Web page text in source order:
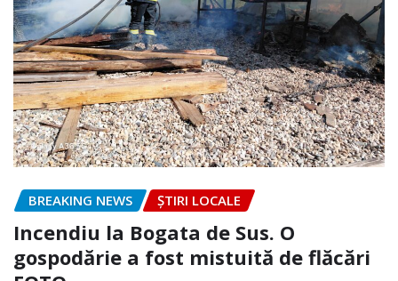
BREAKING NEWS ȘTIRI LOCALE
Incendiu la Bogata de Sus. O
gospodărie a fost mistuită de flăcări